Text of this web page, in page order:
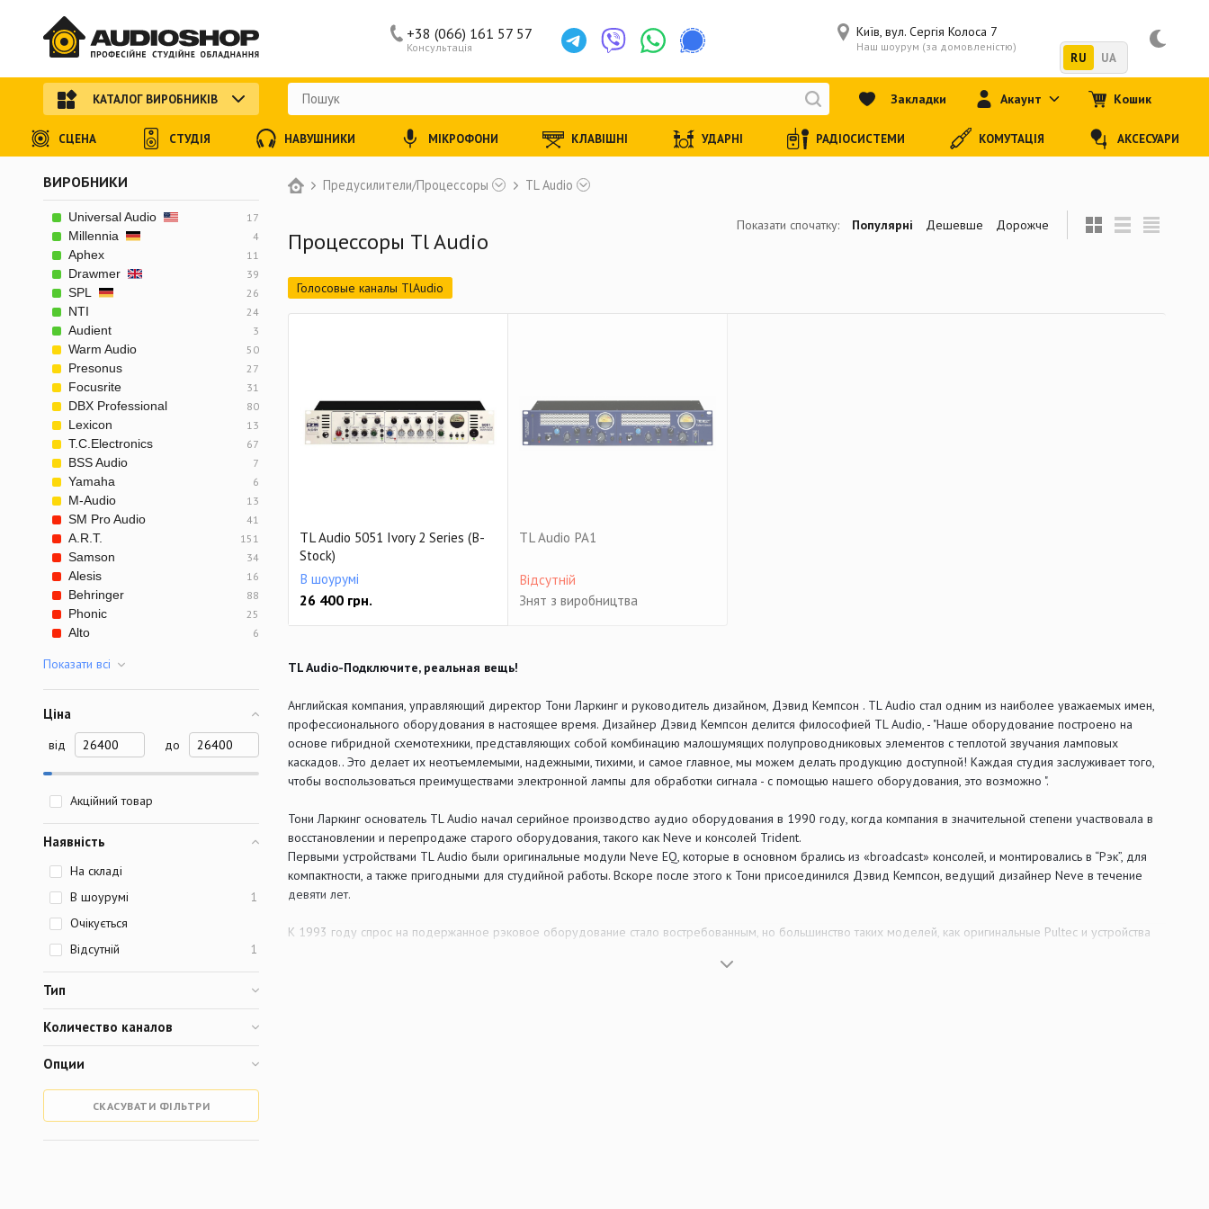
Предусилители/Процессоры TL Audio
Процессоры Tl Audio
Голосовые каналы TlAudio
TL Audio 5051 Ivory 2 Series (B-
Stock)
В шоурумі
26 400 грн.
TL Audio PA1
Відсутній
Знят з виробництва
Показати спочатку: Популярні Дешевше Дорожче
TL Audio-Подключите, реальная вещь!
Английская компания, управляющий директор Тони Ларкинг и руководитель дизайном, Дэвид Кемпсон . TL Audio стал одним из наиболее уважаемых имен,
профессионального оборудования в настоящее время. Дизайнер Дэвид Кемпсон делится философией TL Audio, - "Наше оборудование построено на
основе гибридной схемотехники, представляющих собой комбинацию малошумящих полупроводниковых элементов с теплотой звучания ламповых
каскадов.. Это делает их неотъемлемыми, надежными, тихими, и самое главное, мы можем делать продукцию доступной! Каждая студия заслуживает того,
чтобы воспользоваться преимуществами электронной лампы для обработки сигнала - с помощью нашего оборудования, это возможно ".
Тони Ларкинг основатель TL Audio начал серийное производство аудио оборудования в 1990 году, когда компания в значительной степени участвовала в
восстановлении и перепродаже старого оборудования, такого как Neve и консолей Trident.
Первыми устройствами TL Audio были оригинальные модули Neve EQ, которые в основном брались из «broadcast» консолей, и монтировались в “Рэк”, для
компактности, а также пригодными для студийной работы. Вскоре после этого к Тони присоединился Дэвид Кемпсон, ведущий дизайнер Neve в течение
девяти лет.
К 1993 году спрос на подержанное рэковое оборудование стало востребованным, но большинство таких моделей, как оригинальные Pultec и устройства
ВИРОБНИКИ
Universal Audio 17
Millennia 4
Aphex 11
Drawmer 39
SPL 26
NTI 24
Audient 3
Warm Audio 50
Presonus 27
Focusrite 31
DBX Professional 80
Lexicon 13
T.C.Electronics 67
BSS Audio 7
Yamaha 6
M-Audio 13
SM Pro Audio 41
A.R.T. 151
Samson 34
Alesis 16
Behringer 88
Phonic 25
Alto 6
Показати всi
Ціна
від до
Акційний товар
Наявність
На складі
В шоурумі
1
Очікується
Відсутній
1
Тип
Количество каналов
Опции
СКАСУВАТИ ФІЛЬТРИ
Консультація
+38 (066) 161 57 57 Київ, вул. Сергія Колоса 7
Наш шоурум (за домовленістю)
RU UA
КАТАЛОГ ВИРОБНИКІВ Закладки Акаунт Кошик
СЦЕНА СТУДІЯ НАВУШНИКИ МІКРОФОНИ КЛАВІШНІ УДАРНІ РАДІОСИСТЕМИ КОМУТАЦІЯ АКСЕСУАРИ